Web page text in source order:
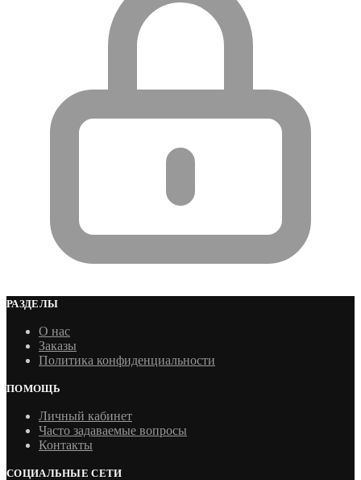
РАЗДЕЛЫ
О нас
Заказы
Политика конфиденциальности
ПОМОЩЬ
Личный кабинет
Часто задаваемые вопросы
Контакты
СОЦИАЛЬНЫЕ СЕТИ